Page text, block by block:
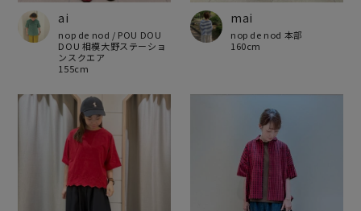
ai
nop de nod / POU DOU
DOU 相模大野ステーショ
ンスクエア
155cm
mai
nop de nod 本部
160cm